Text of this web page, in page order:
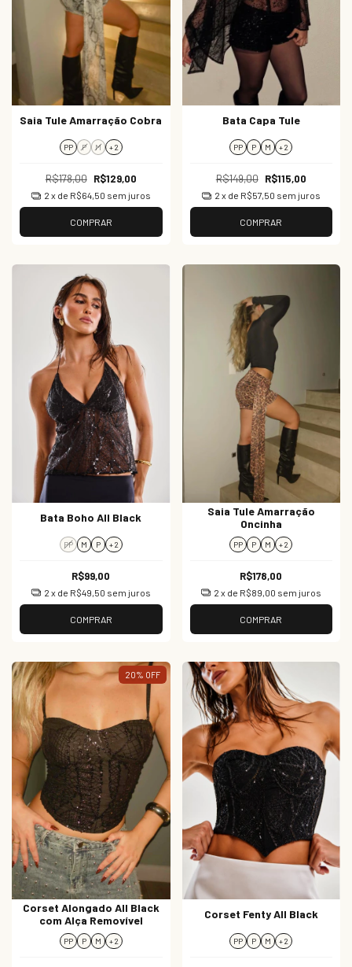
Saia Tule Amarração Cobra
PP P M + 2
R$178,00 R$129,00
2 x de R$64,50 sem juros
COMPRAR
Bata Capa Tule
PP P M + 2
R$149,00 R$115,00
2 x de R$57,50 sem juros
COMPRAR
Bata Boho All Black
PP M P + 2
R$99,00
2 x de R$49,50 sem juros
COMPRAR
Saia Tule Amarração
Oncinha
PP P M + 2
R$178,00
2 x de R$89,00 sem juros
COMPRAR
20% OFF
Corset Alongado All Black
com Alça Removível
PP P M + 2
Corset Fenty All Black
PP P M + 2